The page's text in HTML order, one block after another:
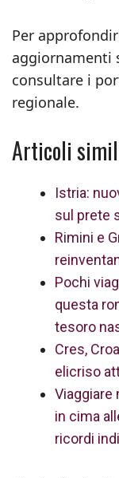
Per
aggiornamenti
consultare i
regionale.
Articoli
Istria:
sul prete
Rimini e
Pochi
questa
tesoro
Cres,
elicriso
Viaggiare
in cima
ricordi